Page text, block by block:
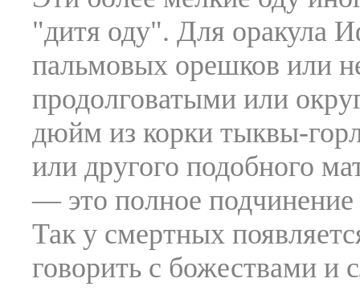
"дитя оду". Для оракула
пальмовых орешков или
продолговатыми или
дюйм из корки тыквы-
или другого подобного
— это полное
Так у смертных
говорить с божествами и